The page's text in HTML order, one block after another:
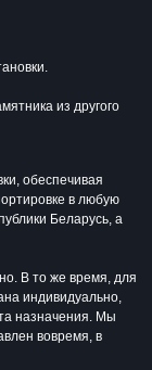
из другого
обеспечивая
в любую
Беларусь, а
В то же время, для
индивидуально,
назначения. Мы
вовремя, в